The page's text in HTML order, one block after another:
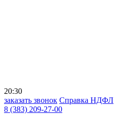
20:30
заказать звонок Справка НДФЛ
8 (383) 209-27-00